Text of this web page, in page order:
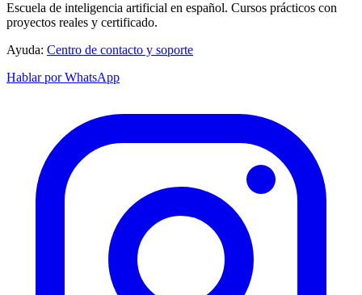
Escuela de inteligencia artificial en español. Cursos prácticos con
proyectos reales y certificado.
Ayuda: Centro de contacto y soporte
Hablar por WhatsApp